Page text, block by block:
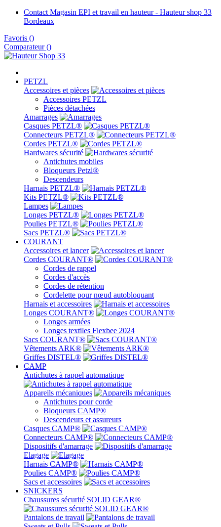
Contact Magasin EPI et travail en hauteur - Hauteur shop 33
Bordeaux
Favoris ()
Comparateur ()
PETZL
Accessoires et pièces
Accessoires PETZL
Pièces détachées
Amarrages
Casques PETZL®
Connecteurs PETZL®
Cordes PETZL®
Hardwares sécurité
Antichutes mobiles
Bloqueurs Petzl®
Descendeurs
Harnais PETZL®
Kits PETZL®
Lampes
Longes PETZL®
Poulies PETZL®
Sacs PETZL®
COURANT
Accessoires et lancer
Cordes COURANT®
Cordes de rappel
Cordes d'accès
Cordes de rétention
Cordelette pour nœud autobloquant
Harnais et accessoires
Longes COURANT®
Longes armées
Longes textiles Flexbee 2024
Sacs COURANT®
Vêtements ARK®
Griffes DISTEL®
CAMP
Antichutes à rappel automatique
Appareils mécaniques
Antichutes pour corde
Bloqueurs CAMP®
Descendeurs et assureurs
Casques CAMP®
Connecteurs CAMP®
Dispositifs d'amarrage
Elagage
Harnais CAMP®
Poulies CAMP®
Sacs et accessoires
SNICKERS
Chaussures sécurité SOLID GEAR®
Pantalons de travail